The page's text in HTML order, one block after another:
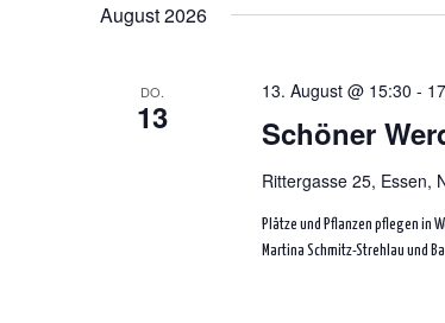
Veranstaltungen
wählen.
August 2026
DO.
13 Schöner
13. August @ 15:30 -
Rittergasse 25, Essen,
Plätze und Pflanzen pflegen in
Martina Schmitz-Strehlau und